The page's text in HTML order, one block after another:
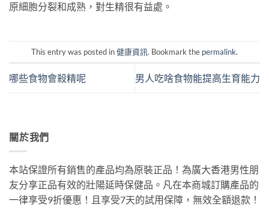
原細胞分裂和成熟，對生精很有益處。
This entry was posted in健康資訊. Bookmark the permalink.
哪些食物會殺精呢 男人吃啥食物能提高生育能力
關於我們
本站保證所有銷售的產品均為原裝正品！為廣大香港男性朋
友分享正品有效的壯陽延時保健品。凡在本商城訂購產品的
一律享受9折優惠！且享受7天的試用保障，無效全額退款！